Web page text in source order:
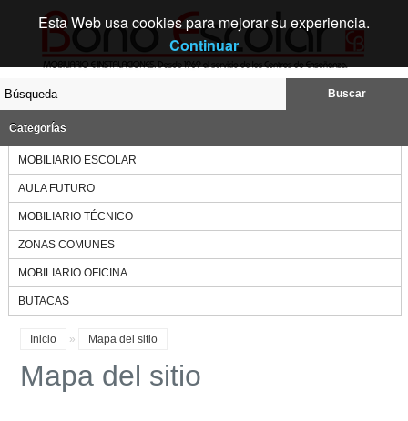
Buscar
Categorías
MOBILIARIO ESCOLAR
AULA FUTURO
MOBILIARIO TÉCNICO
ZONAS COMUNES
MOBILIARIO OFICINA
BUTACAS
Inicio » Mapa del sitio
Mapa del sitio
Esta Web usa cookies para mejorar su experiencia.
Continuar